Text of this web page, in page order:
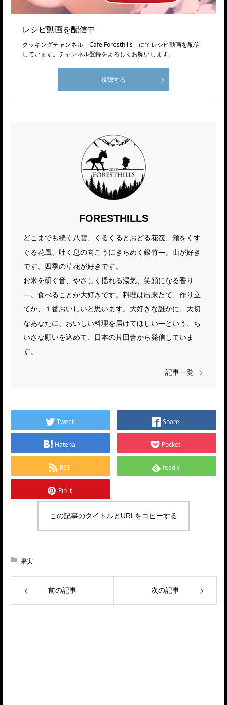
レシピ動画を配信中
クッキングチャンネル「Cafe Foresthills」にてレシピ動画を配信
しています。チャンネル登録をよろしくお願いします。
視聴する
FORESTHILLS
どこまでも続く八雲、くるくるとおどる花筏、頬をくす
ぐる花風、吐く息の向こうにきらめく銀竹―。山が好き
です。四季の草花が好きです。
お米を研ぐ音、やさしく揺れる湯気、笑顔になる香り
―。食べることが大好きです。料理は出来たて、作り立
てが、１番おいしいと思います。大好きな誰かに、大切
なあなたに、おいしい料理を届けてほしい―という、ち
いさな願いを込めて、日本の片田舎から発信していま
す。
記事一覧
Tweet Share
Hatena Pocket
RSS feedly
Pin it
この記事のタイトルとURLをコピーする
果実
前の記事 次の記事